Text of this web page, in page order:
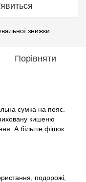
знижки
Порівняти
сумка на пояс.
кишеню
А більше фішок
подорожі,